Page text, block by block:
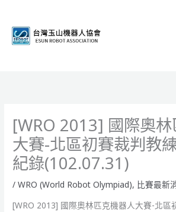
[WRO 2013] 國際奧
大賽-北區初賽裁判教
紀錄(102.07.31)
/WRO (World Robot Olympiad), 比賽最新
[WRO 2013] 國際奧林匹克機器人大賽-北區